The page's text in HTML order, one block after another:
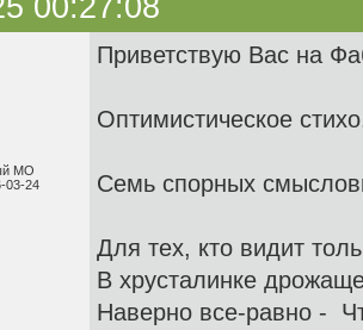
00:27:08
МО
03-24
Приветствую Вас на
Оптимистическое
Семь спорных
Для тех, кто видит
В хрусталинке
Наверно все-равно -